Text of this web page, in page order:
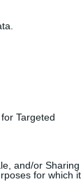
Targeted
and/or Sharing
for which it